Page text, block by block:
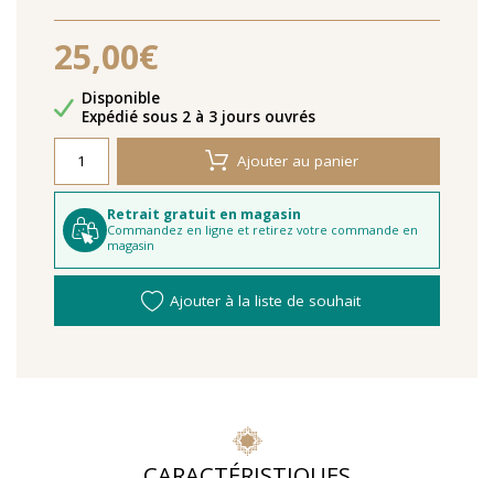
25,00€
Disponibilité
Disponible
Délais de livraison
Expédié sous 2 à 3 jours ouvrés
Ajouter au panier
Retrait gratuit en magasin
Commandez en ligne et retirez votre commande en
magasin
Ajouter à la liste de souhait